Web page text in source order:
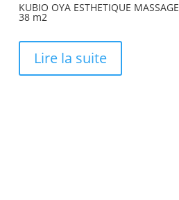
KUBIO OYA ESTHETIQUE MASSAGE
38 m2
Lire la suite